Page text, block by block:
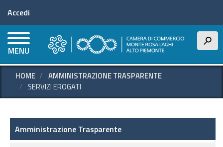
principale
Menu profilo utente
Accedi
MENU
h
HOME
AMMINISTRAZIONE TRASPARENTE
SERVIZI EROGATI
Amministrazione Trasparente
Amministrazione Trasparente